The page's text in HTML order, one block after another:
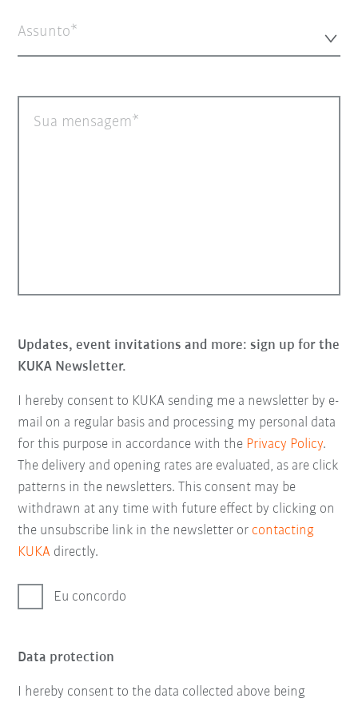
Assunto*
Sua mensagem
Updates, event invitations and more: sign up for the
KUKA Newsletter.
I hereby consent to KUKA sending me a newsletter by e-
mail on a regular basis and processing my personal data
for this purpose in accordance with the Privacy Policy.
The delivery and opening rates are evaluated, as are click
patterns in the newsletters. This consent may be
withdrawn at any time with future effect by clicking on
the unsubscribe link in the newsletter or contacting
KUKA directly.
Eu concordo
Data protection
I hereby consent to the data collected above being